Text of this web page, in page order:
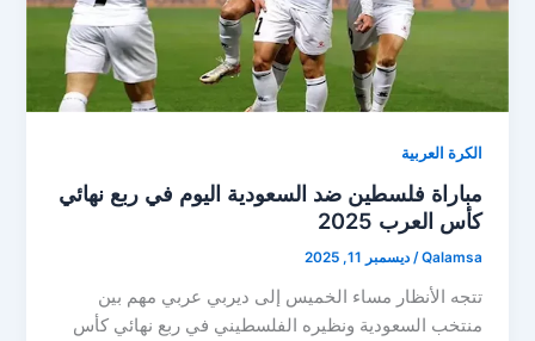
الكرة العربية
مباراة فلسطين ضد السعودية اليوم في ربع نهائي
كأس العرب 2025
Qalamsa
/ديسمبر 11, 2025
تتجه الأنظار مساء الخميس إلى ديربي عربي مهم بين
منتخب السعودية ونظيره الفلسطيني في ربع نهائي كأس